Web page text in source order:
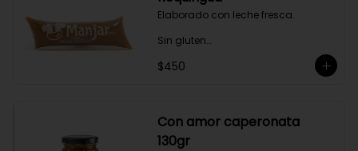
Elaborado con leche fresca.
Sin gluten
Sin Saborizantes
$450
Con amor caperonata
130gr